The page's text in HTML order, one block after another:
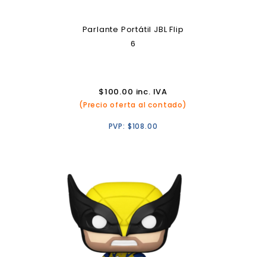
Parlante Portátil JBL Flip
6
$100.00 inc. IVA
(Precio oferta al contado)
PVP: $108.00